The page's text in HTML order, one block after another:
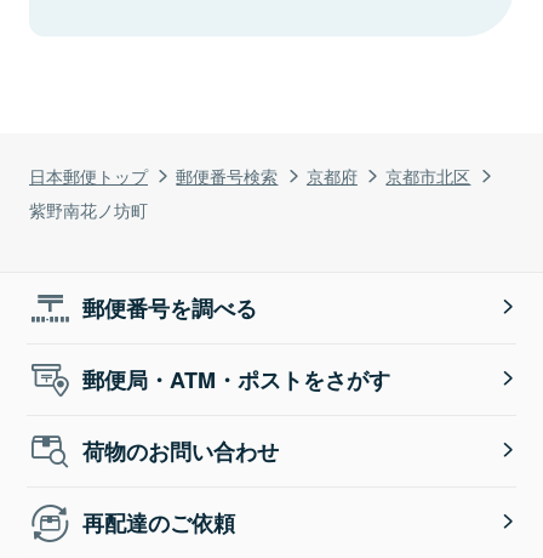
日本郵便トップ 郵便番号検索 京都府
京都市北区
紫野南花ノ坊町
郵便番号を調べる
郵便局・ATM・ポストをさがす
荷物のお問い合わせ
再配達のご依頼